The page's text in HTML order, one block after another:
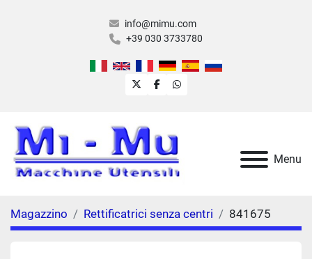
info@mimu.com
+39 030 3733780
twitterfacebookwhatsapp
Menu
Magazzino Rettificatrici senza centri 841675